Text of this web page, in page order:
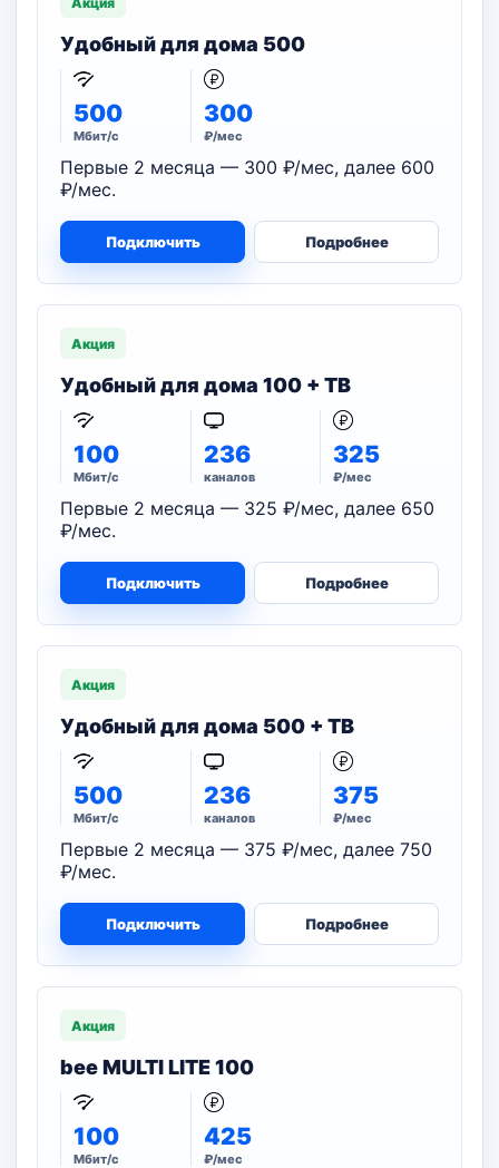
Удобный для дома 500
500
Мбит/с
300
₽/мес
Первые 2 месяца — 300 ₽/мес, далее 600
₽/мес.
Подключить Подробнее
Акция
Удобный для дома 100 + ТВ
100
Мбит/с
236
каналов
325
₽/мес
Первые 2 месяца — 325 ₽/мес, далее 650
₽/мес.
Подключить Подробнее
Акция
Удобный для дома 500 + ТВ
500
Мбит/с
236
каналов
375
₽/мес
Первые 2 месяца — 375 ₽/мес, далее 750
₽/мес.
Подключить Подробнее
Акция
bee MULTI LITE 100
100
Мбит/с
425
₽/мес